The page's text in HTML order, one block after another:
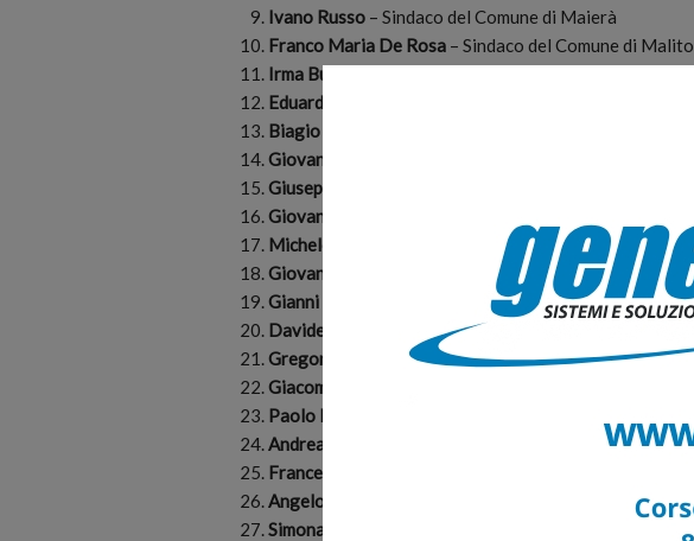
Ivano Russo – Sindaco del Comune di Maierà
Franco Maria De Rosa – Sindaco del Comune di Malito
Irma Bucarelli
Eduardo Vivacqua
Biagio Faragalli
Giovanni Politano
Giuseppe Perri
Giovanni Pugliese
– Sindaco del Comune di Roseto
Michele Guardia
– Sindaco del Comune di Sangineto
Giovanni Matalone
– Sindaco del Comune di Scala
Gianni Gabriele
– Sindaco del Comune di San Giorgio
Davide Bufano
– Sindaco del Comune di Santa
Gregorio Iannotta– Sindaco del Comune di San
Giacomo Perrotta
Paolo Pignataro
Andrea Zirilli
– Sindaco del Comune di Bova Marina
Francesco La Rosa
Angelo Surace
– Sindaco del Comune di Cosoleto
Simona Scarcella
– Sindaco del Comune di Gioia Tauro